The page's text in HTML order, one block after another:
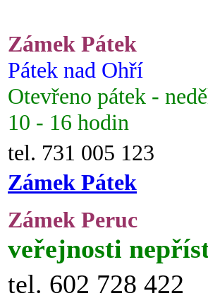
Zámek Pátek
Pátek nad Ohří
Otevřeno pátek -
10 - 16 hodin
tel. 731 005 123
Zámek Pátek
Zámek Peruc
veřejnosti
tel. 602 728 422